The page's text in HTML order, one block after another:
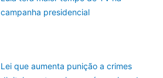
campanha presidencial
Lei que aumenta punição a crimes